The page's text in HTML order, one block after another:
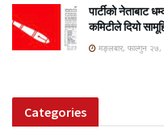
पार्टीको नेताबाट
कमिटीले दियो
मङ्लबार, फाल्गुन
Categories